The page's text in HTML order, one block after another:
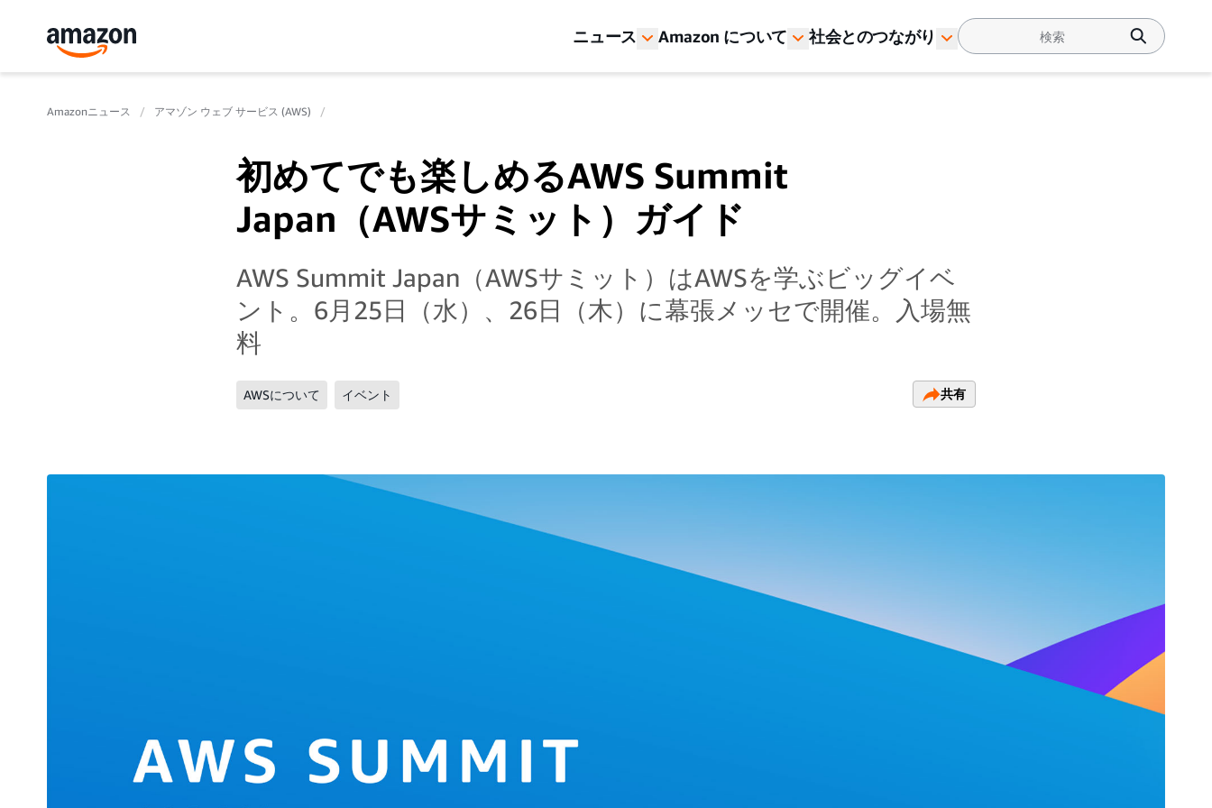
ニュース Amazon について 社会とのつながり
Amazonニュース アマゾン ウェブ サービス (AWS)
初めてでも楽しめるAWS Summit
Japan（AWSサミット）ガイド
AWS Summit Japan（AWSサミット）はAWSを学ぶビッグイベ
ント。6月25日（水）、26日（木）に幕張メッセで開催。入場無
料
AWSについて イベント 共有